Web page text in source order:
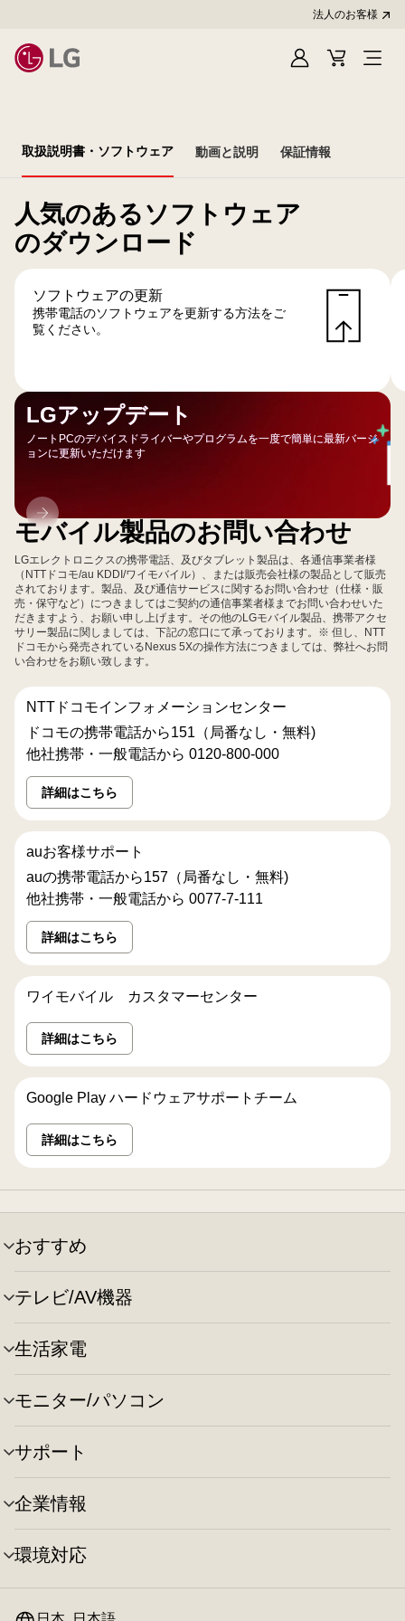
法人のお客様
Sign
Cart
取扱説明書・ソフトウェア 動画と説明 保証情報
人気のあるソフトウェア
のダウンロード
ソフトウェアの更新
携帯電話のソフトウェアを更新する方法をご
覧ください。
LGアップデート
ノートPCのデバイスドライバーやプログラムを一度で簡単に最新バージ
ョンに更新いただけます
LG
ア
プ
デ
ー
ト
モバイル製品のお問い合わせ
LGエレクトロニクスの携帯電話、及びタブレット製品は、各通信事業者様
（NTTドコモ/au KDDI/ワイモバイル）、または販売会社様の製品として販売
されております。製品、及び通信サービスに関するお問い合わせ（仕様・販
売・保守など）につきましてはご契約の通信事業者様までお問い合わせいた
だきますよう、お願い申し上げます。その他のLGモバイル製品、携帯アクセ
サリー製品に関しましては、下記の窓口にて承っております。※ 但し、NTT
ドコモから発売されているNexus 5Xの操作方法につきましては、弊社へお問
い合わせをお願い致します。
NTTドコモインフォメーションセンター
ドコモの携帯電話から151（局番なし・無料)
他社携帯・一般電話から 0120-800-000
詳細はこちら
auお客様サポート
auの携帯電話から157（局番なし・無料)
他社携帯・一般電話から 0077-7-111
詳細はこちら
ワイモバイル カスタマーセンター
詳細はこちら
Google Play ハードウェアサポートチーム
詳細はこちら
おすすめ
メ
ニ
ュ
ー
の
切
り
替
え
テレビ/AV機器
メ
ニ
ュ
ー
の
切
り
替
え
生活家電
メ
ニ
ュ
ー
の
切
り
替
え
モニター/パソコン
メ
ニ
ュ
ー
の
切
り
替
え
サポート
メ
ニ
ュ
ー
の
切
り
替
企業情報
メ
ニ
ュ
ー
環境対応
メ
ー